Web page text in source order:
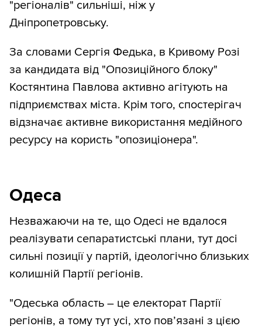
"регіоналів" сильніші, ніж у
Дніпропетровську.
За словами Сергія Федька, в Кривому Розі
за кандидата від "Опозиційного блоку"
Костянтина Павлова активно агітують на
підприємствах міста. Крім того, спостерігач
відзначає активне використання медійного
ресурсу на користь "опозиціонера".
Одеса
Незважаючи на те, що Одесі не вдалося
реалізувати сепаратистські плани, тут досі
сильні позиції у партій, ідеологічно близьких
колишній Партії регіонів.
"Одеська область – це електорат Партії
регіонів, а тому тут усі, хто пов’язані з цією